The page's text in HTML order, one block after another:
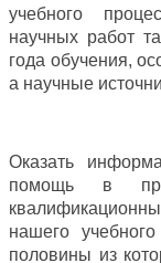
учебного
научных работ
года обучения,
а научные
Оказать
помощь в
нашего
половины из